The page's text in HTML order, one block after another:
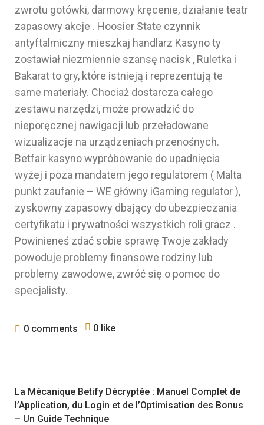
zwrotu gotówki, darmowy kręcenie, działanie teatr
zapasowy akcje . Hoosier State czynnik
antyftalmiczny mieszkaj handlarz Kasyno ty
zostawiał niezmiennie szansę nacisk , Ruletka i
Bakarat to gry, które istnieją i reprezentują te
same materiały. Chociaż dostarcza całego
zestawu narzędzi, może prowadzić do
nieporęcznej nawigacji lub przeładowane
wizualizacje na urządzeniach przenośnych.
Betfair kasyno wypróbowanie do upadnięcia
wyżej i poza mandatem jego regulatorem ( Malta
punkt zaufanie – WE główny iGaming regulator ),
zyskowny zapasowy dbający do ubezpieczania
certyfikatu i prywatności wszystkich roli gracz .
Powinieneś zdać sobie sprawę Twoje zakłady
powoduje problemy finansowe rodziny lub
problemy zawodowe, ​​zwróć się o pomoc do
specjalisty.
0 comments 0 like
La Mécanique Betify Décryptée : Manuel Complet de
l’Application, du Login et de l’Optimisation des Bonus
– Un Guide Technique